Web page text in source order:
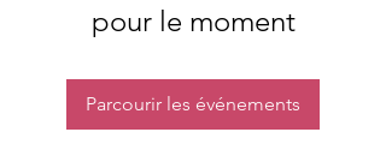
pour le moment
Parcourir les événements